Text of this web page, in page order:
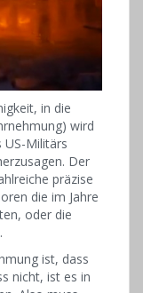
in die
wird
US-Militärs
Der
präzise
die im Jahre
oder die
ist, dass
nicht, ist es in